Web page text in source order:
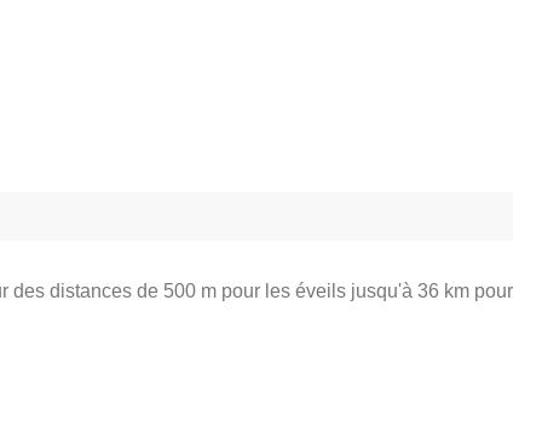
distances de 500 m pour les éveils jusqu'à 36 km pour